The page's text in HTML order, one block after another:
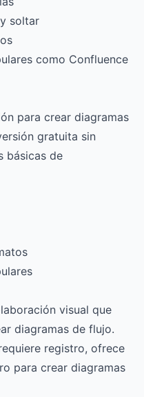
soltar
como Confluence
para crear diagramas
gratuita sin
básicas de
visual que
diagramas de flujo.
registro, ofrece
para crear diagramas